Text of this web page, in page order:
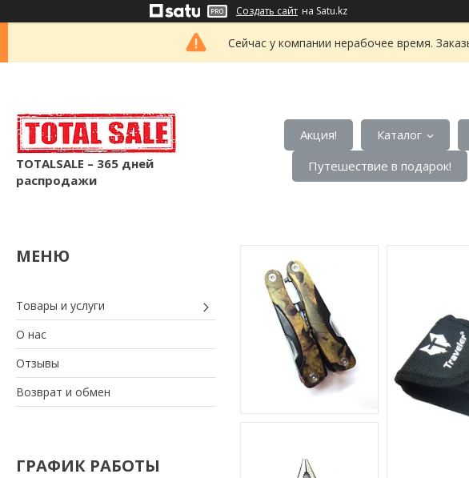
Создать сайт на Satu.kz
Сейчас у компании нерабочее время.
TOTALSALE – 365 дней
распродажи
Акция! Каталог
Путешествие в подарок!
Товары и услуги
О нас
Отзывы
Возврат и обмен
ГРАФИК РАБОТЫ